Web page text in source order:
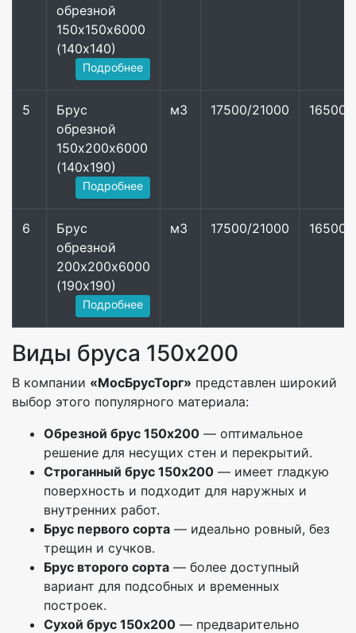
обрезной
150х150х6000
(140х140)
Подробнее
5
Брус
обрезной
150х200х6000
(140х190)
Подробнее
м3 17500/21000 16500/
6
Брус
обрезной
200х200х6000
(190х190)
Подробнее
м3 17500/21000 16500/
Виды бруса 150х200
В компании «МосБрусТорг» представлен широкий
выбор этого популярного материала:
Обрезной брус 150х200 — оптимальное
решение для несущих стен и перекрытий.
Строганный брус 150х200 — имеет гладкую
поверхность и подходит для наружных и
внутренних работ.
Брус первого сорта — идеально ровный, без
трещин и сучков.
Брус второго сорта — более доступный
вариант для подсобных и временных
построек.
Сухой брус 150х200 — предварительно